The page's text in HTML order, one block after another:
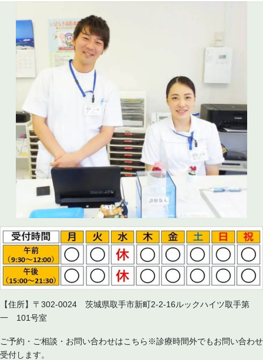
【住所】〒302-0024 茨城県取手市新町2-2-16ルックハイツ取手第
一 101号室
ご予約・ご相談・お問い合わせはこちら※診療時間外でもお問い合わせ
受付します。